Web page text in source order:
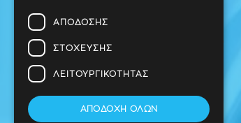
Οδοντίατρος Θέρμη (Ανατολική
ΑΠΌΔΟΣΗΣ
ΣΤΌΧΕΥΣΗΣ
ΛΕΙΤΟΥΡΓΙΚΌΤΗΤΑΣ
ΑΠΟΔΟΧΉ ΌΛΩΝ